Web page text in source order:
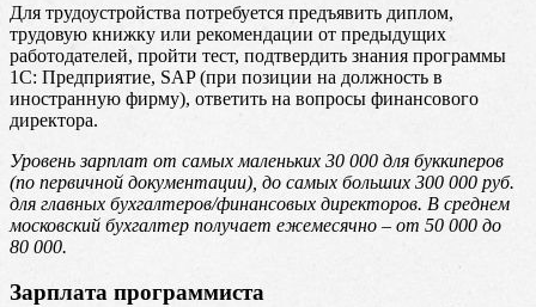
Для трудоустройства потребуется предъявить диплом,
трудовую книжку или рекомендации от предыдущих
работодателей, пройти тест, подтвердить знания программы
1C: Предприятие, SAP (при позиции на должность в
иностранную фирму), ответить на вопросы финансового
директора.
Уровень зарплат от самых маленьких 30 000 для буккиперов
(по первичной документации), до самых больших 300 000 руб.
для главных бухгалтеров/финансовых директоров. В среднем
московский бухгалтер получает ежемесячно – от 50 000 до
80 000.
Зарплата программиста